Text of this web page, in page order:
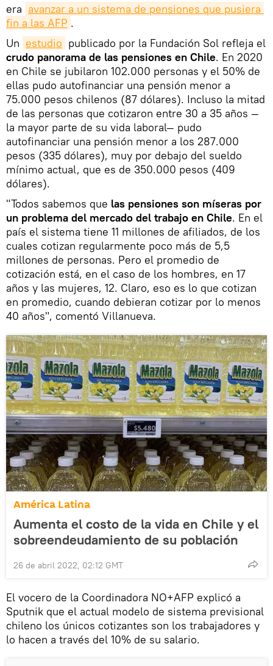
era avanzar a un sistema de pensiones que pusiera
fin a las AFP .
Un estudio publicado por la Fundación Sol refleja el
crudo panorama de las pensiones en Chile. En 2020
en Chile se jubilaron 102.000 personas y el 50% de
ellas pudo autofinanciar una pensión menor a
75.000 pesos chilenos (87 dólares). Incluso la mitad
de las personas que cotizaron entre 30 a 35 años —
la mayor parte de su vida laboral— pudo
autofinanciar una pensión menor a los 287.000
pesos (335 dólares), muy por debajo del sueldo
mínimo actual, que es de 350.000 pesos (409
dólares).
"Todos sabemos que las pensiones son míseras por
un problema del mercado del trabajo en Chile. En el
país el sistema tiene 11 millones de afiliados, de los
cuales cotizan regularmente poco más de 5,5
millones de personas. Pero el promedio de
cotización está, en el caso de los hombres, en 17
años y las mujeres, 12. Claro, eso es lo que cotizan
en promedio, cuando debieran cotizar por lo menos
40 años", comentó Villanueva.
América Latina
Aumenta el costo de la vida en Chile y el
sobreendeudamiento de su población
26 de abril 2022, 02:12 GMT
El vocero de la Coordinadora NO+AFP explicó a
Sputnik que el actual modelo de sistema previsional
chileno los únicos cotizantes son los trabajadores y
lo hacen a través del 10% de su salario.